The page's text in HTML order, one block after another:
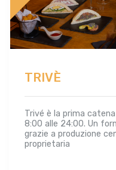
TRIVÈ
Trivé è la prima
8:00 alle 24:00. Un
grazie a produzione
proprietaria